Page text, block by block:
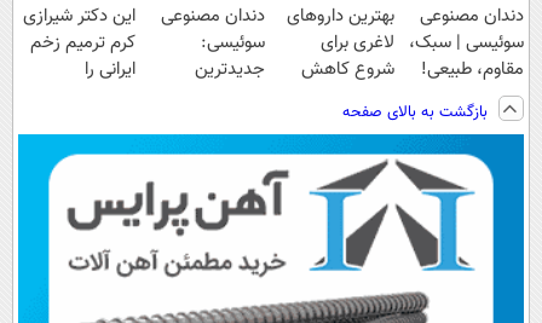
دندان مصنوعی
سوئیسی | سبک،
مقاوم، طبیعی!
ویزیت
رایگان+پرداخت
اقساطی😍
بهترین داروهای
لاغری برای
شروع کاهش
داروخانه های
نزدیکت!
دندان مصنوعی
سوئیسی:
جدیدترین
پرداخت قسطی
این دکتر شیرازی
کرم ترمیم زخم
ایرانی را
بازگشت به بالای صفحه